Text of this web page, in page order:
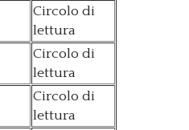
Circolo di
lettura
Circolo di
lettura
Circolo di
lettura